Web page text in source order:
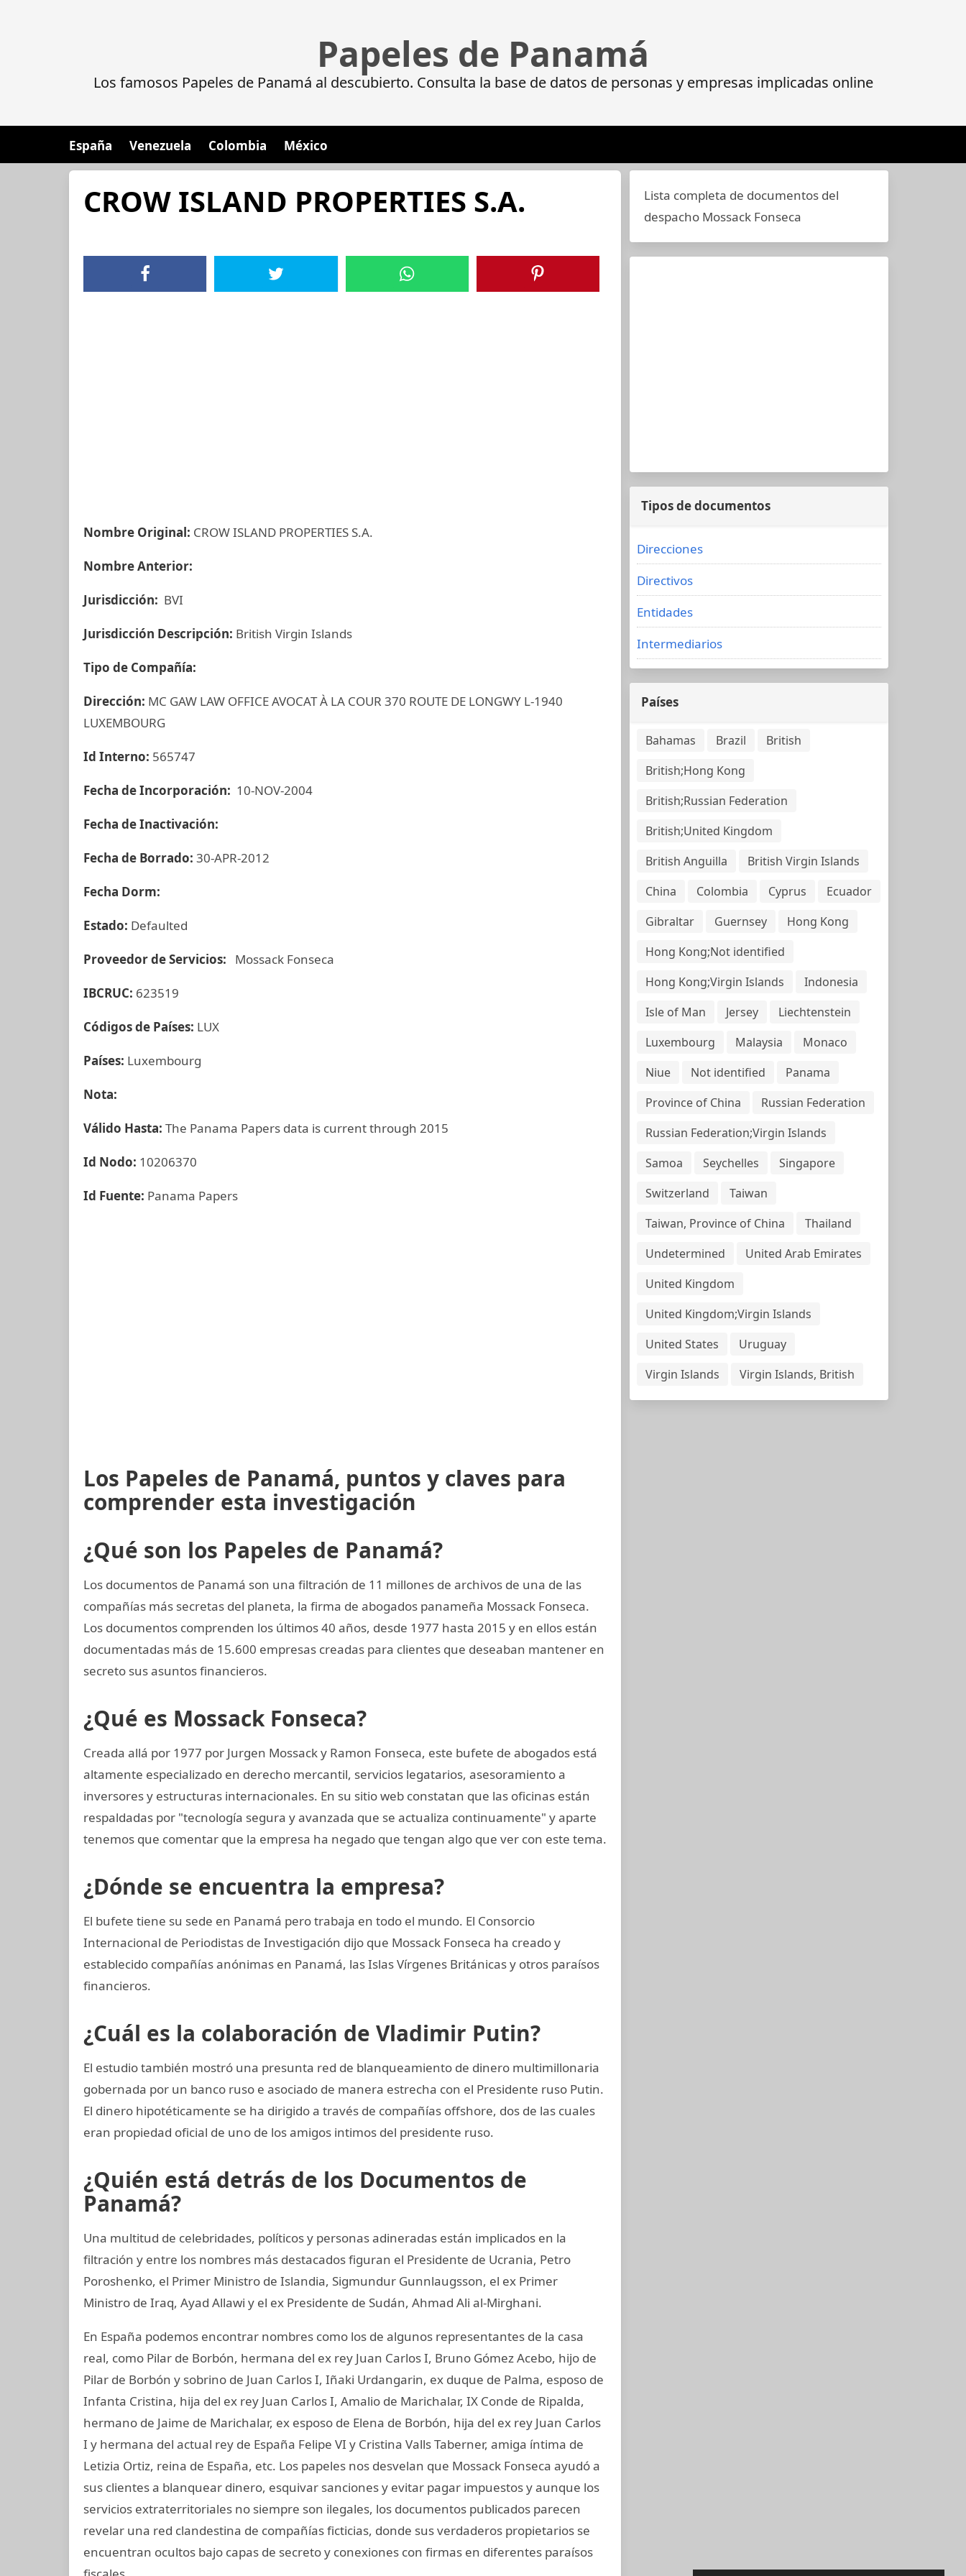
Papeles de Panamá
Los famosos Papeles de Panamá al descubierto. Consulta la base de datos de personas y empresas implicadas online
España Venezuela Colombia México
CROW ISLAND PROPERTIES S.A.
Nombre Original: CROW ISLAND PROPERTIES S.A.
Nombre Anterior:
Jurisdicción: BVI
Jurisdicción Descripción: British Virgin Islands
Tipo de Compañía:
Dirección: MC GAW LAW OFFICE AVOCAT À LA COUR 370 ROUTE DE LONGWY L-1940
LUXEMBOURG
Id Interno: 565747
Fecha de Incorporación: 10-NOV-2004
Fecha de Inactivación:
Fecha de Borrado: 30-APR-2012
Fecha Dorm:
Estado: Defaulted
Proveedor de Servicios: Mossack Fonseca
IBCRUC: 623519
Códigos de Países: LUX
Países: Luxembourg
Nota:
Válido Hasta: The Panama Papers data is current through 2015
Id Nodo: 10206370
Id Fuente: Panama Papers
Los Papeles de Panamá, puntos y claves para
comprender esta investigación
¿Qué son los Papeles de Panamá?
Los documentos de Panamá son una filtración de 11 millones de archivos de una de las
compañías más secretas del planeta, la firma de abogados panameña Mossack Fonseca.
Los documentos comprenden los últimos 40 años, desde 1977 hasta 2015 y en ellos están
documentadas más de 15.600 empresas creadas para clientes que deseaban mantener en
secreto sus asuntos financieros.
¿Qué es Mossack Fonseca?
Creada allá por 1977 por Jurgen Mossack y Ramon Fonseca, este bufete de abogados está
altamente especializado en derecho mercantil, servicios legatarios, asesoramiento a
inversores y estructuras internacionales. En su sitio web constatan que las oficinas están
respaldadas por "tecnología segura y avanzada que se actualiza continuamente" y aparte
tenemos que comentar que la empresa ha negado que tengan algo que ver con este tema.
¿Dónde se encuentra la empresa?
El bufete tiene su sede en Panamá pero trabaja en todo el mundo. El Consorcio
Internacional de Periodistas de Investigación dijo que Mossack Fonseca ha creado y
establecido compañías anónimas en Panamá, las Islas Vírgenes Británicas y otros paraísos
financieros.
¿Cuál es la colaboración de Vladimir Putin?
El estudio también mostró una presunta red de blanqueamiento de dinero multimillonaria
gobernada por un banco ruso e asociado de manera estrecha con el Presidente ruso Putin.
El dinero hipotéticamente se ha dirigido a través de compañías offshore, dos de las cuales
eran propiedad oficial de uno de los amigos intimos del presidente ruso.
¿Quién está detrás de los Documentos de
Panamá?
Una multitud de celebridades, políticos y personas adineradas están implicados en la
filtración y entre los nombres más destacados figuran el Presidente de Ucrania, Petro
Poroshenko, el Primer Ministro de Islandia, Sigmundur Gunnlaugsson, el ex Primer
Ministro de Iraq, Ayad Allawi y el ex Presidente de Sudán, Ahmad Ali al-Mirghani.
En España podemos encontrar nombres como los de algunos representantes de la casa
real, como Pilar de Borbón, hermana del ex rey Juan Carlos I, Bruno Gómez Acebo, hijo de
Pilar de Borbón y sobrino de Juan Carlos I, Iñaki Urdangarin, ex duque de Palma, esposo de
Infanta Cristina, hija del ex rey Juan Carlos I, Amalio de Marichalar, IX Conde de Ripalda,
hermano de Jaime de Marichalar, ex esposo de Elena de Borbón, hija del ex rey Juan Carlos
I y hermana del actual rey de España Felipe VI y Cristina Valls Taberner, amiga íntima de
Letizia Ortiz, reina de España, etc. Los papeles nos desvelan que Mossack Fonseca ayudó a
sus clientes a blanquear dinero, esquivar sanciones y evitar pagar impuestos y aunque los
servicios extraterritoriales no siempre son ilegales, los documentos publicados parecen
revelar una red clandestina de compañías ficticias, donde sus verdaderos propietarios se
encuentran ocultos bajo capas de secreto y conexiones con firmas en diferentes paraísos
Lista completa de documentos del
despacho Mossack Fonseca
Tipos de documentos
Direcciones
Directivos
Entidades
Intermediarios
Países
Bahamas Brazil
British
British;Hong Kong
British;Russian Federation
British;United Kingdom
British Anguilla
British Virgin Islands
China
Colombia Cyprus
Ecuador
Gibraltar
Guernsey
Hong Kong
Hong Kong;Not identified
Hong Kong;Virgin Islands
Indonesia
Isle of Man
Jersey
Liechtenstein
Luxembourg
Malaysia
Monaco
Niue
Not identified
Panama
Province of China
Russian Federation
Russian Federation;Virgin Islands
Samoa
Seychelles
Singapore
Switzerland
Taiwan
Taiwan, Province of China
Thailand
Undetermined
United Arab Emirates
United Kingdom
United Kingdom;Virgin Islands
United States
Uruguay
Virgin Islands
Virgin Islands, British